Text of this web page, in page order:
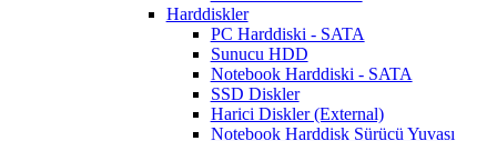
Harddiskler
PC Harddiski - SATA
Sunucu HDD
Notebook Harddiski - SATA
SSD Diskler
Harici Diskler (External)
Notebook Harddisk Sürücü Yuvası